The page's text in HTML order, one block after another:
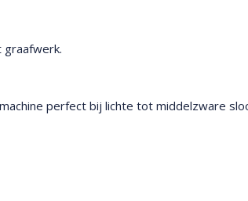
graafwerk.
perfect bij lichte tot middelzware